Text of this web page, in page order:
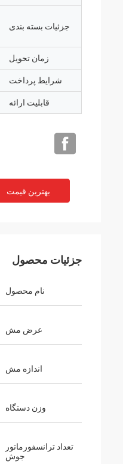
جزئیات بسته بندی
زمان تحویل
شرایط پرداخت
قابلیت ارائه
بهترین قیمت
جزئیات محصول
نام محصول
عرض مش
اندازه مش
وزن دستگاه
تعداد ترانسفورماتور
جوش